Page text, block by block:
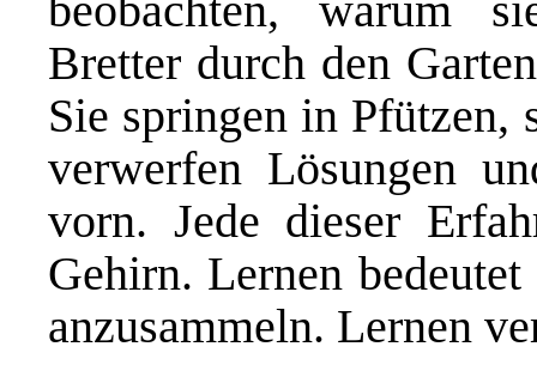
Bretter durch den
Sie springen in Pfützen,
verwerfen Lösungen
vorn. Jede dieser
Gehirn. Lernen
anzusammeln. Lernen